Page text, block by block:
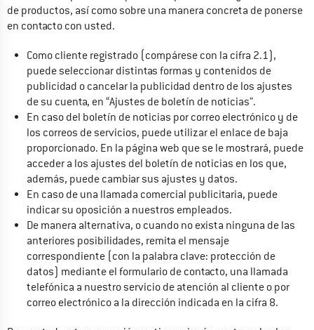
de productos, así como sobre una manera concreta de ponerse
en contacto con usted.
Como cliente registrado (compárese con la cifra 2.1),
puede seleccionar distintas formas y contenidos de
publicidad o cancelar la publicidad dentro de los ajustes
de su cuenta, en “Ajustes de boletín de noticias”.
En caso del boletín de noticias por correo electrónico y de
los correos de servicios, puede utilizar el enlace de baja
proporcionado. En la página web que se le mostrará, puede
acceder a los ajustes del boletín de noticias en los que,
además, puede cambiar sus ajustes y datos.
En caso de una llamada comercial publicitaria, puede
indicar su oposición a nuestros empleados.
De manera alternativa, o cuando no exista ninguna de las
anteriores posibilidades, remita el mensaje
correspondiente (con la palabra clave: protección de
datos) mediante el formulario de contacto, una llamada
telefónica a nuestro servicio de atención al cliente o por
correo electrónico a la dirección indicada en la cifra 8.